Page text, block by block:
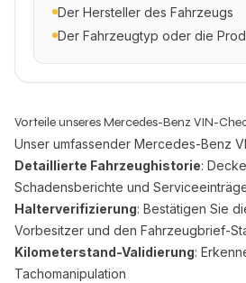
Der Hersteller des Fahrzeugs
Der Fahrzeugtyp oder die
Vorteile unseres Mercedes-Benz VIN-
Unser umfassender Mercedes-Benz
Detaillierte Fahrzeughistorie:
Schadensberichte und
Halterverifizierung: Bestätigen Sie
Vorbesitzer und den Fahrzeugbrief-
Kilometerstand-Validierung:
Tachomanipulation